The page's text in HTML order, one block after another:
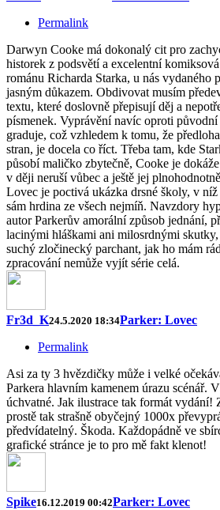
Permalink
Darwyn Cooke má dokonalý cit pro
historek z podsvětí a excelentní
románu Richarda Starka, u nás vydaného
jasným důkazem. Obdivovat musím
textu, které doslovně přepisují děj a
písmenek. Vyprávění navíc oproti
graduje, což vzhledem k tomu, že
stran, je docela co říct. Třeba tam, kde
působí maličko zbytečně, Cooke je
v ději neruší vůbec a ještě jej
Lovec je poctivá ukázka drsné školy, v
sám hrdina ze všech nejmíň. Navzdory
autor Parkerův amorální způsob jednání,
lacinými hláškami ani milosrdnými skutky,
suchý zločinecký parchant, jak ho mám
zpracování nemůže vyjít série celá.
Fr3d_K24.5.2020 18:34Parker: Lovec
Permalink
Asi za ty 3 hvězdičky může i velké
Parkera hlavním kamenem úrazu scénář.
úchvatné. Jak ilustrace tak formát vydání!
prostě tak strašně obyčejný 1000x
předvídatelný. Škoda. Každopádně ve
grafické stránce je to pro mě fakt klenot!
Spike16.12.2019 00:42Parker: Lovec